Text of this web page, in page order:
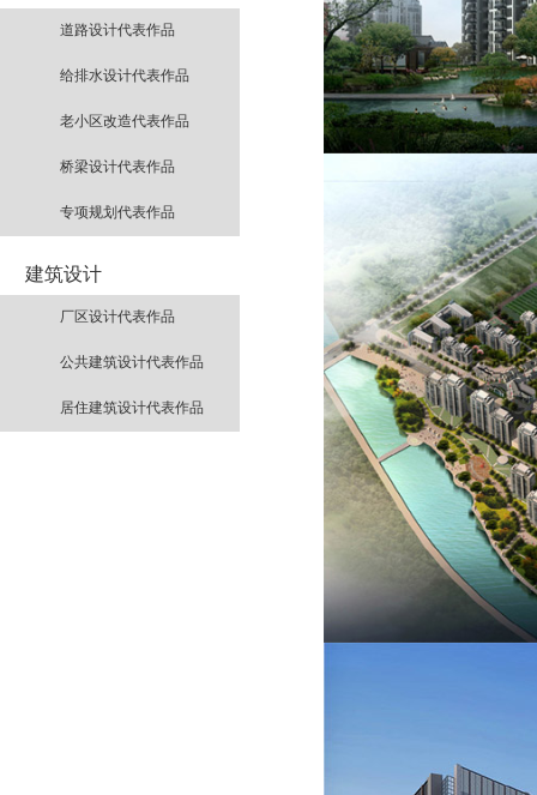
道路设计代表作品
给排水设计代表作品
老小区改造代表作品
桥梁设计代表作品
专项规划代表作品
建筑设计
厂区设计代表作品
公共建筑设计代表作品
居住建筑设计代表作品